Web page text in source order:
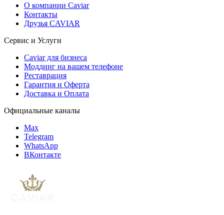
О компании Caviar
Контакты
Друзья CAVIAR
Сервис и Услуги
Caviar для бизнеса
Моддинг на вашем телефоне
Реставрация
Гарантия и Оферта
Доставка и Оплата
Официальные каналы
Max
Telegram
WhatsApp
ВКонтакте